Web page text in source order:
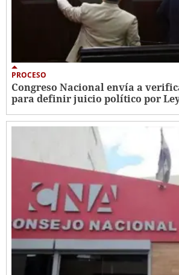
PROCESO
Congreso Nacional envía a
para definir juicio político por